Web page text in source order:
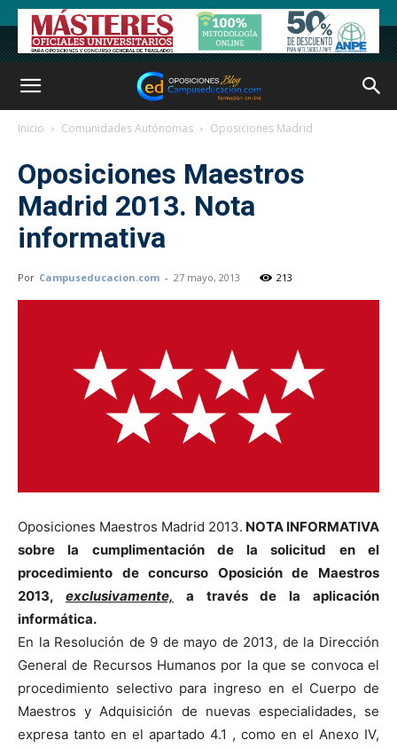
Inicio Comunidades Autónomas Oposiciones Madrid
Oposiciones Maestros
Madrid 2013. Nota
informativa
Por Campuseducacion.com - 27 mayo, 2013 213
Oposiciones Maestros Madrid 2013. NOTA INFORMATIVA
sobre la cumplimentación de la solicitud en el
procedimiento de concurso Oposición de Maestros
2013, exclusivamente, a través de la aplicación
informática.
En la Resolución de 9 de mayo de 2013, de la Dirección
General de Recursos Humanos por la que se convoca el
procedimiento selectivo para ingreso en el Cuerpo de
Maestros y Adquisición de nuevas especialidades, se
expresa tanto en el apartado 4.1 , como en el Anexo IV,